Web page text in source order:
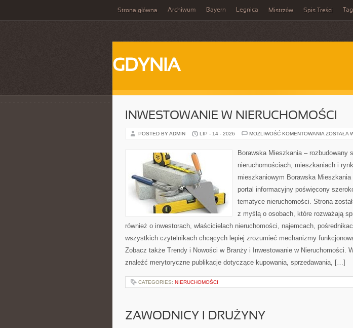
Strona główna Archiwum Bayern Legnica Mistrzów Spis Treści
GDYNIA
INWESTOWANIE W NIERUCHOMOŚCI
POSTED BY ADMIN LIP - 14 - 2026 MOŻLIWOŚĆ KOMENTOWANIA ZOSTAŁA
Borawska Mieszkania – rozbudowany
nieruchomościach, mieszkaniach i
mieszkaniowym Borawska Mieszkania
portal informacyjny poświęcony
tematyce nieruchomości. Strona
z myślą o osobach, które rozważają
również o inwestorach, właścicielach nieruchomości, najemcach,
wszystkich czytelnikach chcących lepiej zrozumieć mechanizmy
Zobacz także Trendy i Nowości w Branży i Inwestowanie w Nieruchomości.
znaleźć merytoryczne publikacje dotyczące kupowania, sprzedawania, […]
CATEGORIES: NIERUCHOMOŚCI
ZAWODNICY I DRUŻYNY